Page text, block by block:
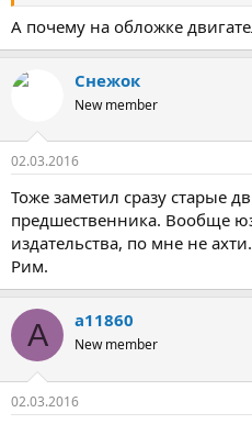
А почему на обложке
Снежок
New member
02.03.2016
Тоже заметил сразу старые
предшественника. Вообще
издательства, по мне не
Рим.
A a11860
New member
02.03.2016